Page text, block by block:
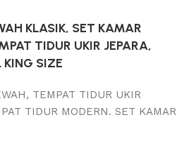
KLASIK, SET KAMAR
TIDUR UKIR JEPARA,
KING SIZE
TEMPAT TIDUR UKIR
TIDUR MODERN. SET KAMAR